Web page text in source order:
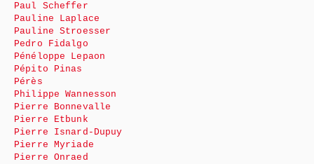
Paul Scheffer
Pauline Laplace
Pauline Stroesser
Pedro Fidalgo
Pénéloppe Lepaon
Pépito Pinas
Pérès
Philippe Wannesson
Pierre Bonnevalle
Pierre Etbunk
Pierre Isnard-Dupuy
Pierre Myriade
Pierre Onraed